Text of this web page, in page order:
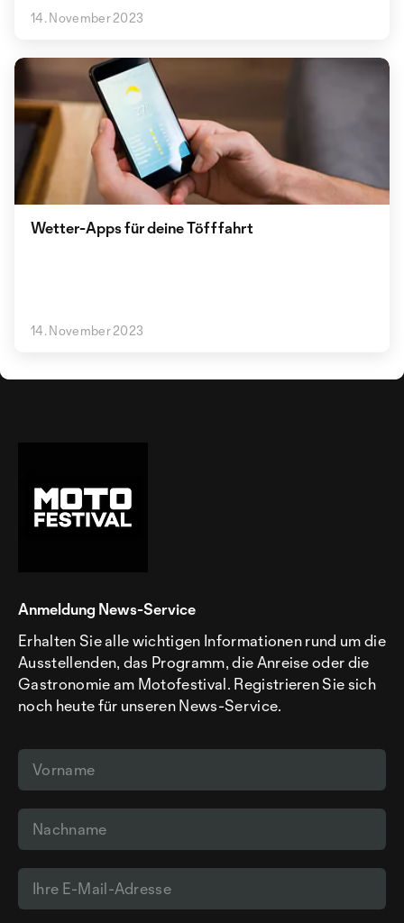
14. November 2023
Wetter-Apps für deine Töfffahrt
14. November 2023
Anmeldung News-Service
Erhalten Sie alle wichtigen Informationen rund um die
Ausstellenden, das Programm, die Anreise oder die
Gastronomie am Motofestival. Registrieren Sie sich
noch heute für unseren News-Service.